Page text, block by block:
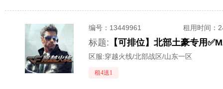
编号： 13449961 租用时间 ：
标题:
区服:穿越火线/北部战区/山东一区
租4送1